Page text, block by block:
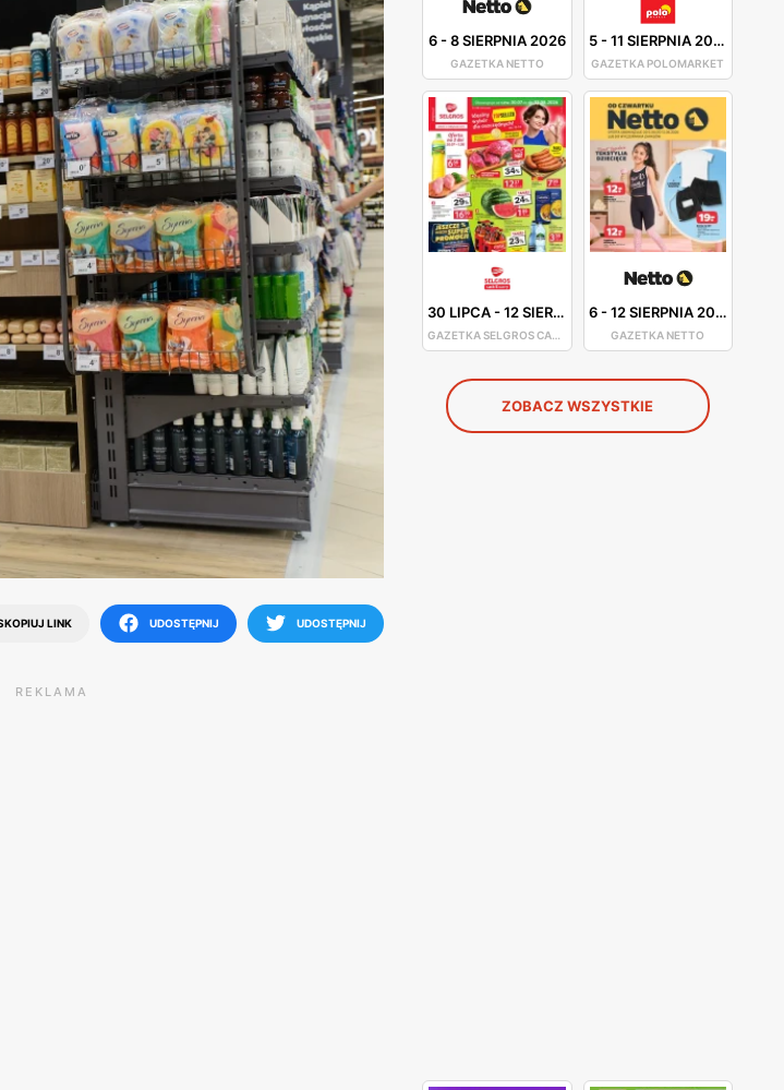
LINK UDOSTĘPNIJ UDOSTĘPNIJ
6-8 SIERPNIA 2026
GAZETKA NETTO
5-11 SIERPNIA 2026
GAZETKA POLOMARKET
30 LIPCA-12 SIERPNIA 2026
GAZETKA SELGROS CASH&CARRY
6-12 SIERPNIA 2026
GAZETKA NETTO
ZOBACZ WSZYSTKIE
REKLAMA